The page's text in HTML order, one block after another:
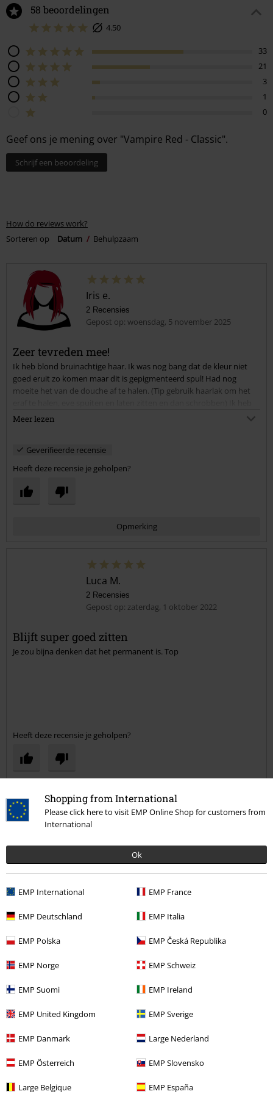
Shopping from International
Please click here to visit EMP Online Shop for customers from
International
Ok
EMP International EMP France
EMP Deutschland EMP Italia
EMP Polska EMP Česká Republika
EMP Norge EMP Schweiz
EMP Suomi EMP Ireland
EMP United Kingdom EMP Sverige
EMP Danmark Large Nederland
EMP Österreich EMP Slovensko
Large Belgique EMP España
58 beoordelingen
4.50
33
21
3
1
0
Geef ons je mening over "Vampire Red - Classic".
Schrijf een beoordeling
How do reviews work?
Sorteren op
Datum Behulpzaam
Iris e.
2 Recensies
Gepost op: woensdag, 5 november 2025
Zeer tevreden mee!
Ik heb blond bruinachtige haar. Ik was nog bang dat de kleur niet
goed eruit zo komen maar dit is gepigmenteerd spul! Had nog
moeite het van de douche af te halen. (Tip gebruik haarlak om het
nu roze rood haar en dat ik precies wat ik wou. In het licht komt de
maar dat ging prima. Nog extra brownie points dat het animal
cruelty free is
Meer lezen
Geverifieerde recensie
Heeft deze recensie je geholpen?
Opmerking
Commentaar versturen
Luca M.
2 Recensies
Gepost op: zaterdag, 1 oktober 2022
Blijft super goed zitten
Je zou bijna denken dat het permanent is. Top
Heeft deze recensie je geholpen?
Opmerking
Commentaar versturen
Petra D.
30 Recensies
Gepost op: dinsdag, 22 februari 2022
Dit kleurtje is echt fantastisch.
Heeft deze recensie je geholpen?